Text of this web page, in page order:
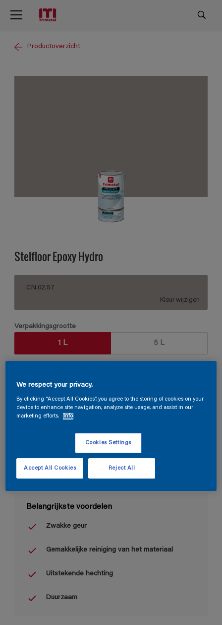
Productoverzicht
Stelfloor Epoxy Hydro
CN.02.57
Kleur wijzigen
Verpakkingsgrootte
1 L 5 L
Belangrijkste voordelen
Zwakke geur
Gemakkelijke reiniging van het materiaal
Uitstekende hechting
Duurzaam
We respect your privacy.
By clicking “Accept All Cookies”, you agree to the storing of cookies on your
device to enhance site navigation, analyze site usage, and assist in our
marketing efforts.
Info
Cookies Settings
Reject All
Accept All Cookies